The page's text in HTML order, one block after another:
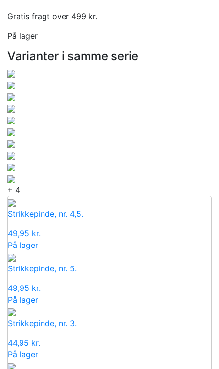
Gratis fragt over 499 kr.
På lager
Varianter i samme serie
+ 4
Strikkepinde, nr. 4,5.
49,95 kr.
På lager
Strikkepinde, nr. 5.
49,95 kr.
På lager
Strikkepinde, nr. 3.
44,95 kr.
På lager